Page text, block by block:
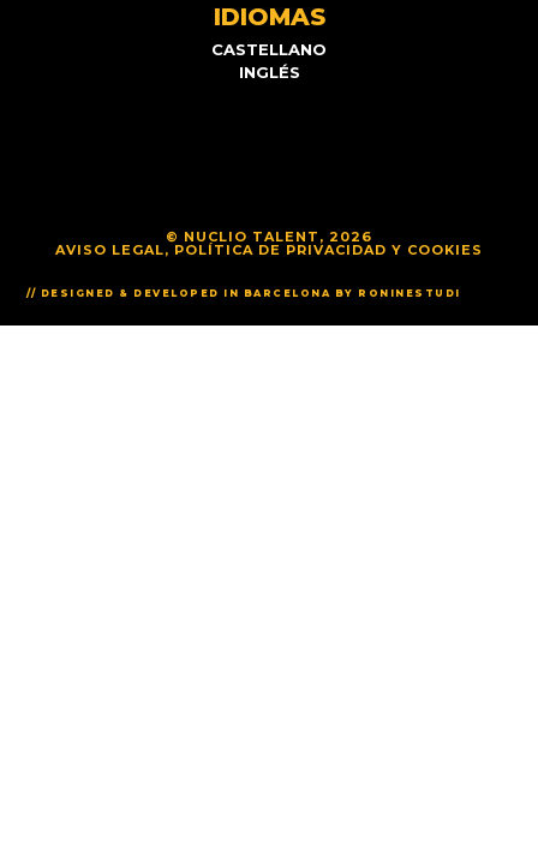
IDIOMAS
CASTELLANO
INGLÉS
© NUCLIO TALENT, 2026
AVISO LEGAL, POLÍTICA DE PRIVACIDAD Y COOKIES
// DESIGNED & DEVELOPED IN BARCELONA BY RONINESTUDI